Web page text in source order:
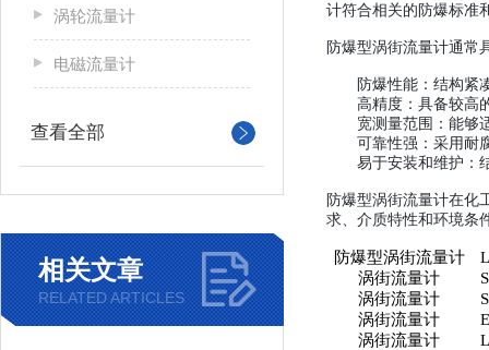
涡轮流量计
电磁流量计
查看全部
相关文章
RELATED ARTICLES
计符合相关的防爆标准
防爆型涡街流量计通常
防爆性能：结构紧
高精度：具备较高
宽测量范围：能够
可靠性强：采用耐
易于安装和维护：
防爆型涡街流量计在化
求、介质特性和环境条
防爆型涡街流量计
涡街流量计
涡街流量计
涡街流量计
涡街流量计